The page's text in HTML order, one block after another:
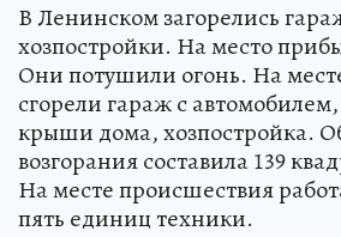
В Ленинском загорелись
хозпостройки. На место
Они потушили огонь. На
сгорели гараж с
крыши дома, хозпостройка.
возгорания составила 139
На месте происшествия
пять единиц техники.